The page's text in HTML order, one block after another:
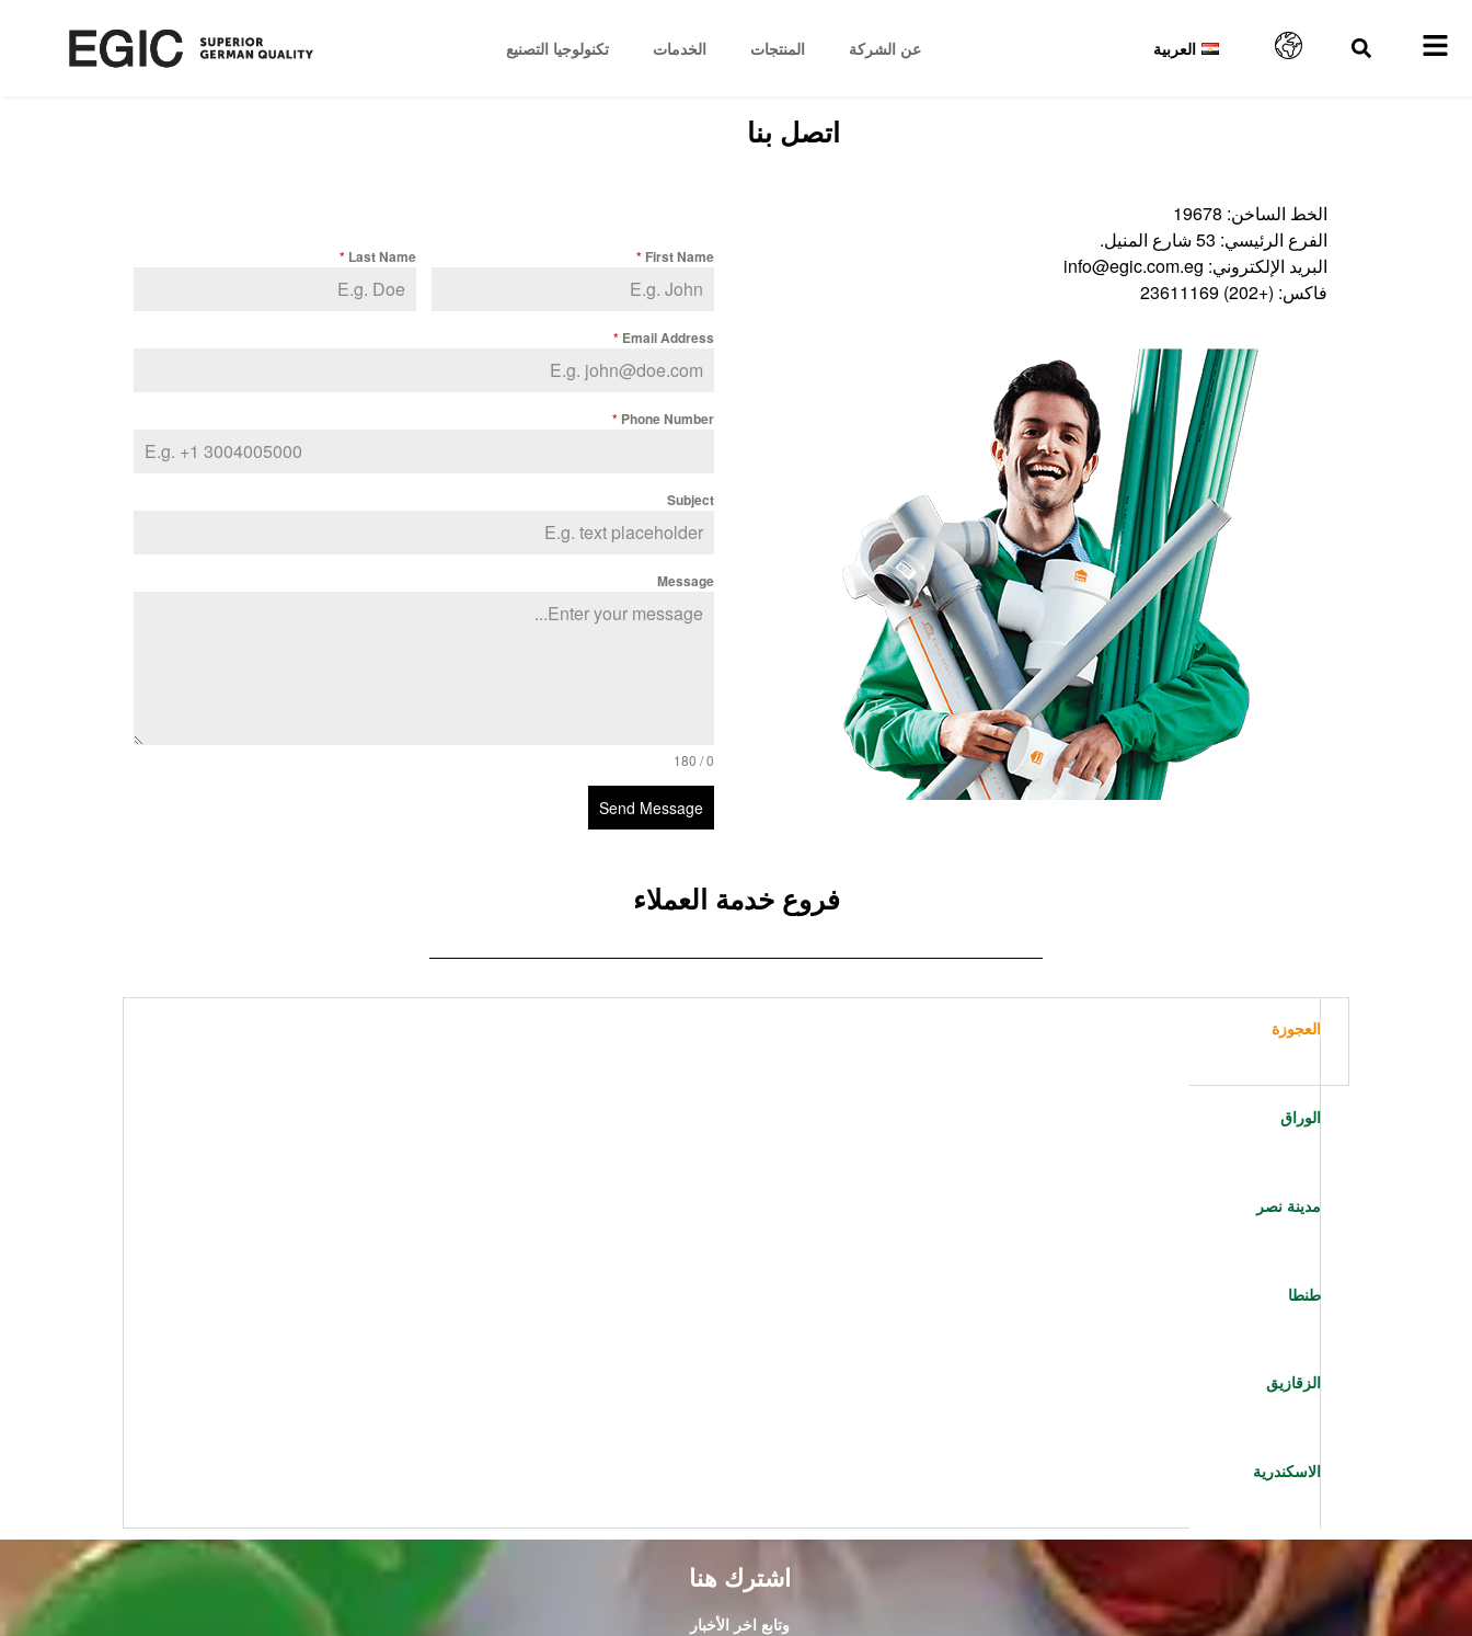
العربية عن الشركة المنتجات الخدمات تكنولوجيا التصنيع
اتصل بنا
الخط الساخن: 19678
الفرع الرئيسي:
البريد الإلكتروني:
فاكس: (+202) 23611169
First Name
*
Last Name
*
Email Address
*
Phone Number
*
Subject
Message
0 / 180
Send Message
فروع خدمة العملاء
العجوزة
الوراق
مدينة نصر
طنطا
الزقازيق
الاسكندرية
اشترك هنا
وتابع اخر الأخبار